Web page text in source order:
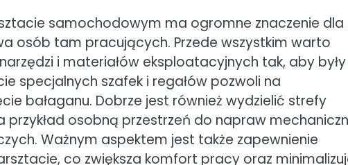
samochodowym ma ogromne znaczenie dla
osób tam pracujących. Przede wszystkim warto
i materiałów eksploatacyjnych tak, aby były
specjalnych szafek i regałów pozwoli na
bałaganu. Dobrze jest również wydzielić strefy
osobną przestrzeń do napraw
Ważnym aspektem jest także zapewnienie
co zwiększa komfort pracy oraz